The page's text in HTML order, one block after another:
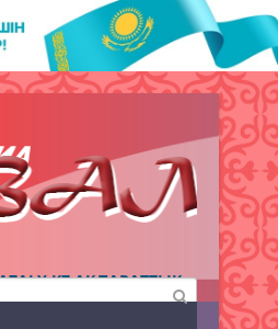
АҚПАРАТТЫҚ
АГЕНТТІГІ